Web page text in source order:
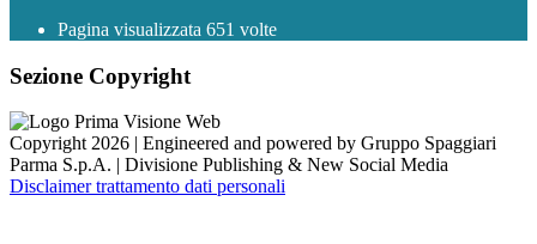
Pagina visualizzata 651 volte
Sezione Copyright
Copyright 2026 | Engineered and powered by Gruppo Spaggiari
Parma S.p.A. | Divisione Publishing & New Social Media
Disclaimer trattamento dati personali